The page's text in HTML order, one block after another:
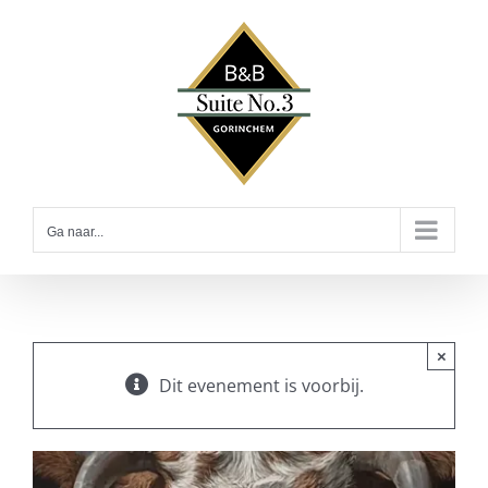
Ga naar...
Dit evenement is voorbij.
×